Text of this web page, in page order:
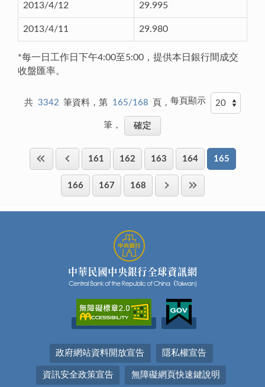
2013/4/12 29.995
2013/4/11 29.980
*每一日工作日下午4:00至5:00，提供本日銀行間成交
收盤匯率。
共 3342 筆資料，第 165/168 頁， 每頁顯示
筆，
161 162 163 164 165
166 167 168
政府網站資料開放宣告 隱私權宣告
資訊安全政策宣告 無障礙網頁快速鍵說明